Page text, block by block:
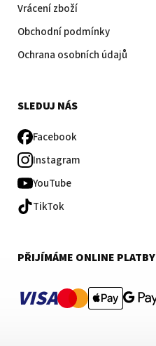
Vrácení zboží
Obchodní podmínky
Ochrana osobních údajů
SLEDUJ NÁS
Facebook
Instagram
YouTube
TikTok
PŘIJÍMÁME ONLINE PLATBY
VISA